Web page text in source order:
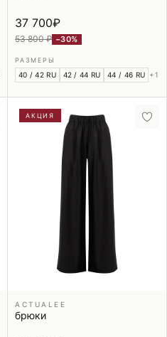
37 700₽
53 800 ₽ −30%
РАЗМЕРЫ
40 / 42 RU 42 / 44 RU 44 / 46 RU +1
АКЦИЯ
ACTUALEE
брюки